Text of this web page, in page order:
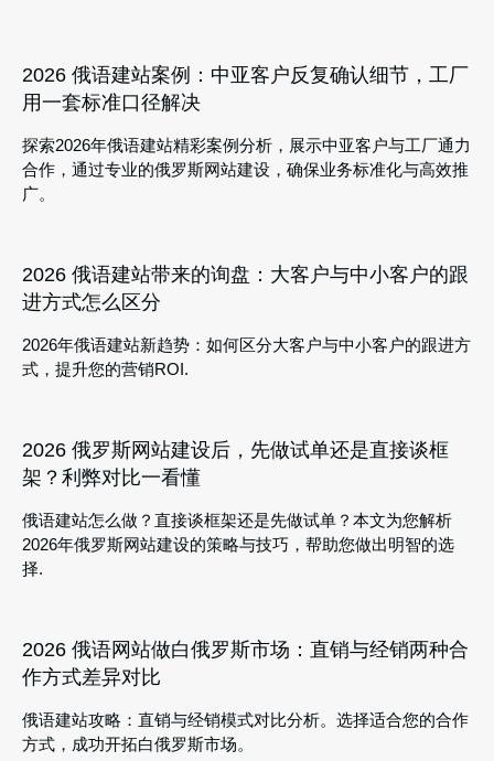
2026 俄语建站案例：中亚客户反复确认细节，工厂
用一套标准口径解决
探索2026年俄语建站精彩案例分析，展示中亚客户与工厂通力
合作，通过专业的俄罗斯网站建设，确保业务标准化与高效推
广。
2026 俄语建站带来的询盘：大客户与中小客户的跟
进方式怎么区分
2026年俄语建站新趋势：如何区分大客户与中小客户的跟进方
式，提升您的营销ROI.
2026 俄罗斯网站建设后，先做试单还是直接谈框
架？利弊对比一看懂
俄语建站怎么做？直接谈框架还是先做试单？本文为您解析
2026年俄罗斯网站建设的策略与技巧，帮助您做出明智的选
择.
2026 俄语网站做白俄罗斯市场：直销与经销两种合
作方式差异对比
俄语建站攻略：直销与经销模式对比分析。选择适合您的合作
方式，成功开拓白俄罗斯市场。